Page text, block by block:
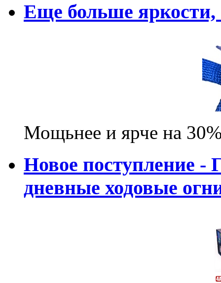
Еще больше
Мощьнее и ярче на
Новое поступление -
дневные ходовые